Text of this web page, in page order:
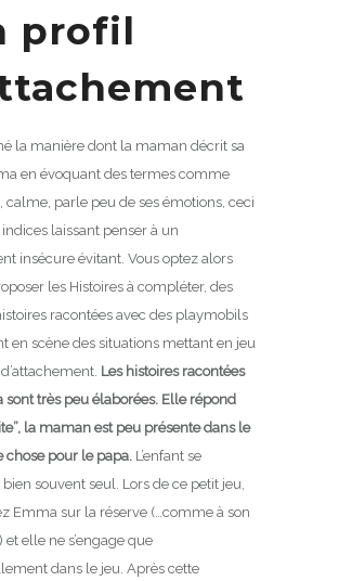
profil
la manière dont la maman décrit sa
en évoquant des termes comme
calme, parle peu de ses émotions, ceci
laissant penser à un
insécure évitant. Vous optez alors
les Histoires à compléter, des
racontées avec des playmobils
en scène des situations mettant en jeu
Les histoires racontées
sont très peu élaborées. Elle répond
la maman est peu présente dans le
chose pour le papa. L’enfant se
souvent seul. Lors de ce petit jeu,
Emma sur la réserve (…comme à son
et elle ne s’engage que
dans le jeu. Après cette